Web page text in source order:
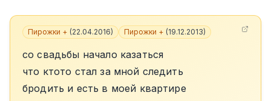
Пирожки + (22.04.2016) Пирожки + (19.12.2013)
со свадьбы начало казаться
что ктото стал за мной следить
бродить и есть в моей квартире